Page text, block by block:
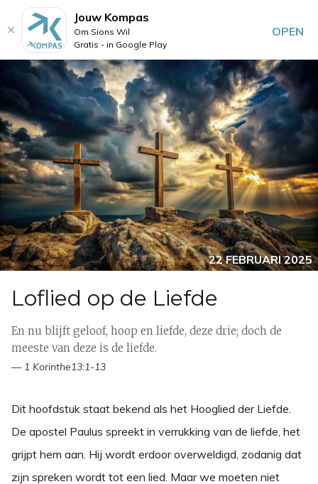
22 FEBRUARI 2025
Loflied op de Liefde
En nu blijft geloof, hoop en liefde, deze drie; doch de
meeste van deze is de liefde.
— 1 Korinthe13:1-13
Dit hoofdstuk staat bekend als het Hooglied der Liefde.
De apostel Paulus spreekt in verrukking van de liefde, het
grijpt hem aan. Hij wordt erdoor overweldigd, zodanig dat
zijn spreken wordt tot een lied. Maar we moeten niet
Jouw Kompas
Om Sions Wil
Gratis - in Google Play
OPEN